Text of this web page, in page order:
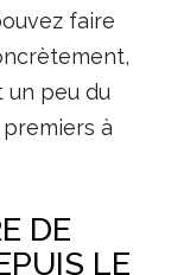
faire
un peu du
à
DE
LE